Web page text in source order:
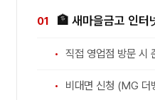
🏦 새마을금고 인터
직접 영업점 방문 시
비대면 신청 (MG 더